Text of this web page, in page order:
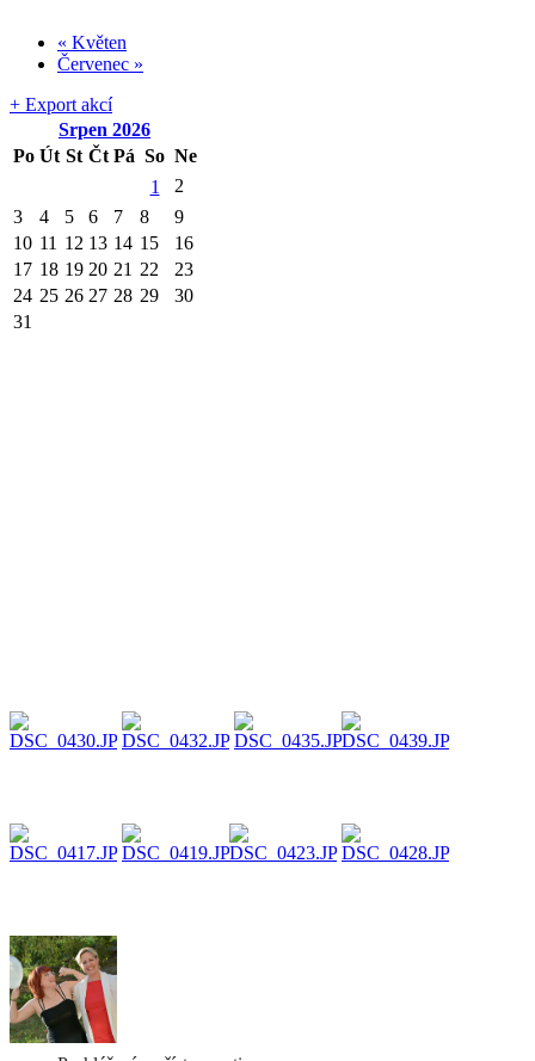
« Květen
Červenec »
+ Export akcí
Srpen 2026
Po Út St Čt Pá So Ne
1
2
3
4 5 6 7 8
9
10 11 12 13 14 15
16
17 18 19 20 21 22
23
24 25 26 27 28 29
30
31